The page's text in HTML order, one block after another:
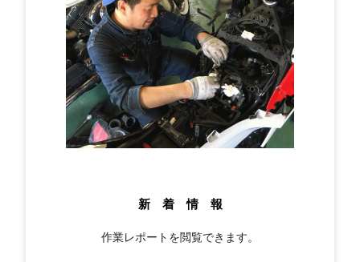
新 着 情 報
作業レポートを閲覧できます。